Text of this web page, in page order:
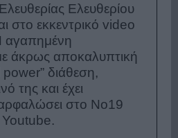
Ελευθερίου
στο εκκεντρικό video
αγαπημένη
άκρως αποκαλυπτική
διάθεση,
της και έχει
στο Νο19